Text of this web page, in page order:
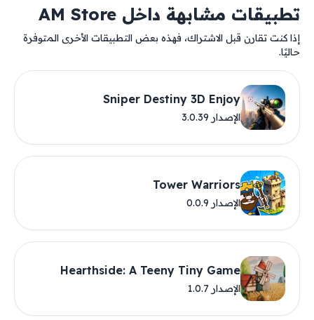
تطبيقات مشابهة داخل AM Store
إذا كنت تقارن قبل الاشتراك، فهذه بعض التطبيقات الأخرى المتوفرة
حاليًا.
Sniper Destiny 3D Enjoy
الإصدار 3.0.39
Tower Warriors
الإصدار 0.0.9
Hearthside: A Teeny Tiny Game
الإصدار 1.0.7